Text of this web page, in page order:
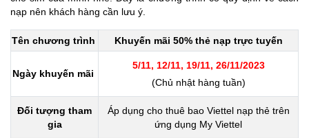
nạp nên khách hàng cần lưu ý.
Tên chương trình Khuyến mãi 50% thẻ nạp trực tuyến
Ngày khuyến mãi
5/11, 12/11, 19/11, 26/11/2023
(Chủ nhật hàng tuần)
Đối tượng tham
gia
Áp dụng cho thuê bao Viettel nạp thẻ trên
ứng dụng My Viettel